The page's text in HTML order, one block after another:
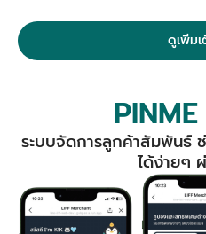
ดูเพิ่ม
ระบบจัดการลูกค้าสัมพันธ์
ได้ง่ายๆ